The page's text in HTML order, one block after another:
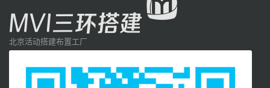
北京活动搭建布置工厂